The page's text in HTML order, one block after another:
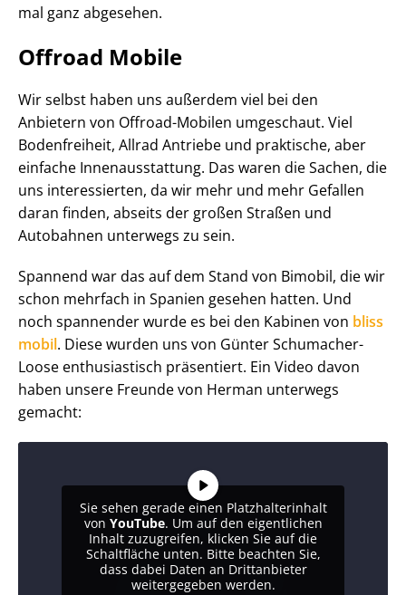
mal ganz abgesehen.
Offroad Mobile
Wir selbst haben uns außerdem viel bei den
Anbietern von Offroad-Mobilen umgeschaut. Viel
Bodenfreiheit, Allrad Antriebe und praktische, aber
einfache Innenausstattung. Das waren die Sachen, die
uns interessierten, da wir mehr und mehr Gefallen
daran finden, abseits der großen Straßen und
Autobahnen unterwegs zu sein.
Spannend war das auf dem Stand von Bimobil, die wir
schon mehrfach in Spanien gesehen hatten. Und
noch spannender wurde es bei den Kabinen von bliss
mobil. Diese wurden uns von Günter Schumacher-
Loose enthusiastisch präsentiert. Ein Video davon
haben unsere Freunde von Herman unterwegs
gemacht:
Sie sehen gerade einen Platzhalterinhalt
von YouTube. Um auf den eigentlichen
Inhalt zuzugreifen, klicken Sie auf die
Schaltfläche unten. Bitte beachten Sie,
dass dabei Daten an Drittanbieter
weitergegeben werden.